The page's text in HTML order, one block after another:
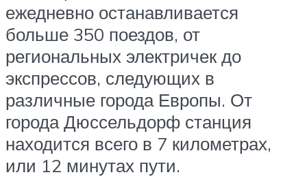
ежедневно останавливается
больше 350 поездов, от
региональных электричек до
экспрессов, следующих в
различные города Европы. От
города Дюссельдорф станция
находится всего в 7 километрах,
или 12 минутах пути.